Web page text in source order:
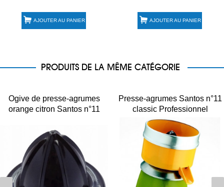
AJOUTER AU PANIER AJOUTER AU PANIER
PRODUITS DE LA MÊME CATÉGORIE
Ogive de presse-agrumes
orange citron Santos n°11
Presse-agrumes Santos n°11
classic Professionnel